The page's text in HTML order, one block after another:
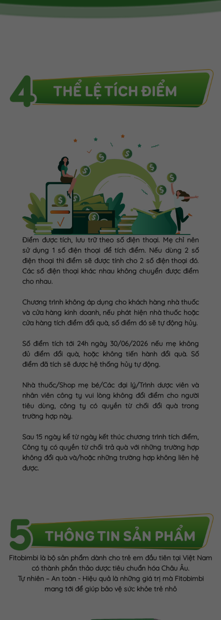
Điểm được tích, lưu trữ theo số điện thoại. Mẹ chỉ nên
sử dụng 1 số điện thoại để tích điểm. Nếu dùng 2 số
điện thoại thì điểm sẽ được tính cho 2 số điện thoại đó.
Các số điện thoại khác nhau không chuyển được điểm
cho nhau.
Chương trình không áp dụng cho khách hàng nhà thuốc
và cửa hàng kinh doanh, nếu phát hiện nhà thuốc hoặc
cửa hàng tích điểm đổi quà, số điểm đó sẽ tự động hủy.
Số điểm tích tới 24h ngày 30/06/2026 nếu mẹ không
đủ điểm đổi quà, hoặc không tiến hành đổi quà. Số
điểm đã tích sẽ được hệ thống hủy tự động.
Nhà thuốc/Shop mẹ bé/Các đại lý/Trình dược viên và
nhân viên công ty vui lòng không đổi điểm cho người
tiêu dùng, công ty có quyền từ chối đổi quà trong
trường hợp này.
Sau 15 ngày kể từ ngày kết thúc chương trình tích điểm,
Công ty có quyền từ chối trả quà với những trường hợp
không đổi quà và/hoặc những trường hợp không liên hệ
được.
Fitobimbi là bộ sản phẩm dành cho trẻ em đầu tiên tại Việt Nam
có thành phần thảo dược tiêu chuẩn hóa Châu Âu.
Tự nhiên – An toàn - Hiệu quả là những giá trị mà Fitobimbi
mang tới để giúp bảo vệ sức khỏe trẻ nhỏ